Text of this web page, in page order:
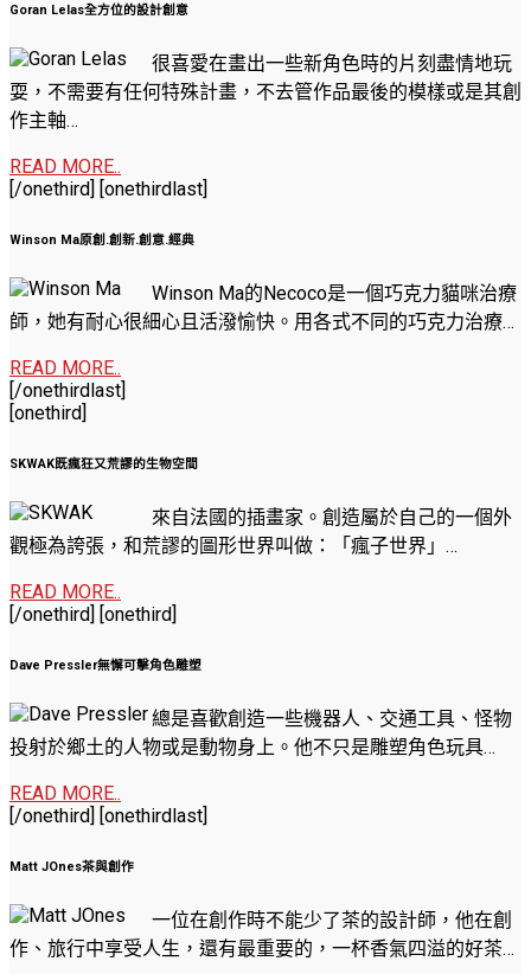
Goran Lelas全方位的設計創意
很喜愛在畫出一些新角色時的片刻盡情地玩
耍，不需要有任何特殊計畫，不去管作品最後的模樣或是其創
作主軸…
READ MORE..
[/onethird] [onethirdlast]
Winson Ma原創.創新.創意.經典
Winson Ma的Necoco是一個巧克力貓咪治療
師，她有耐心很細心且活潑愉快。用各式不同的巧克力治療…
READ MORE..
[/onethirdlast]
[onethird]
SKWAK既瘋狂又荒謬的生物空間
來自法國的插畫家。創造屬於自己的一個外
觀極為誇張，和荒謬的圖形世界叫做：「瘋子世界」…
READ MORE..
[/onethird] [onethird]
Dave Pressler無懈可擊角色雕塑
總是喜歡創造一些機器人、交通工具、怪物
投射於鄉土的人物或是動物身上。他不只是雕塑角色玩具…
READ MORE..
[/onethird] [onethirdlast]
Matt JOnes茶與創作
一位在創作時不能少了茶的設計師，他在創
作、旅行中享受人生，還有最重要的，一杯香氣四溢的好茶…